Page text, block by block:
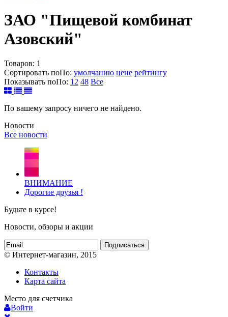
ЗАО "Пищевой комбинат
Азовский"
Товаров: 1
Сортировать поПо: умолчанию цене рейтингу
Показывать поПо: 12 48 Все
По вашему запросу ничего не найдено.
Новости
Все новости
ВНИМАНИЕ
Дорогие друзья !
Будьте в курсе!
Новости, обзоры и акции
Подписаться
© Интернет-магазин, 2015
Контакты
Карта сайта
Место для счетчика
Войти